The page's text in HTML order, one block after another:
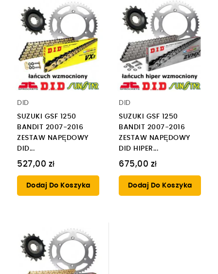
DID
SUZUKI GSF 1250
BANDIT 2007-2016
ZESTAW NAPĘDOWY
DID...
527,00 zł
Dodaj Do Koszyka
DID
SUZUKI GSF 1250
BANDIT 2007-2016
ZESTAW NAPĘDOWY
DID HIPER...
675,00 zł
Dodaj Do Koszyka